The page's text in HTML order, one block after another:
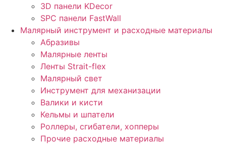
3D панели KDecor
SPC панели FastWall
Малярный инструмент и расходные материалы
Абразивы
Малярные ленты
Ленты Strait-flex
Малярный свет
Инструмент для механизации
Валики и кисти
Кельмы и шпатели
Роллеры, сгибатели, хопперы
Прочие расходные материалы